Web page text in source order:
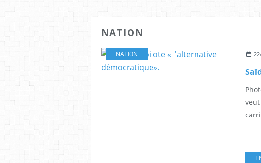
NATION
NATION